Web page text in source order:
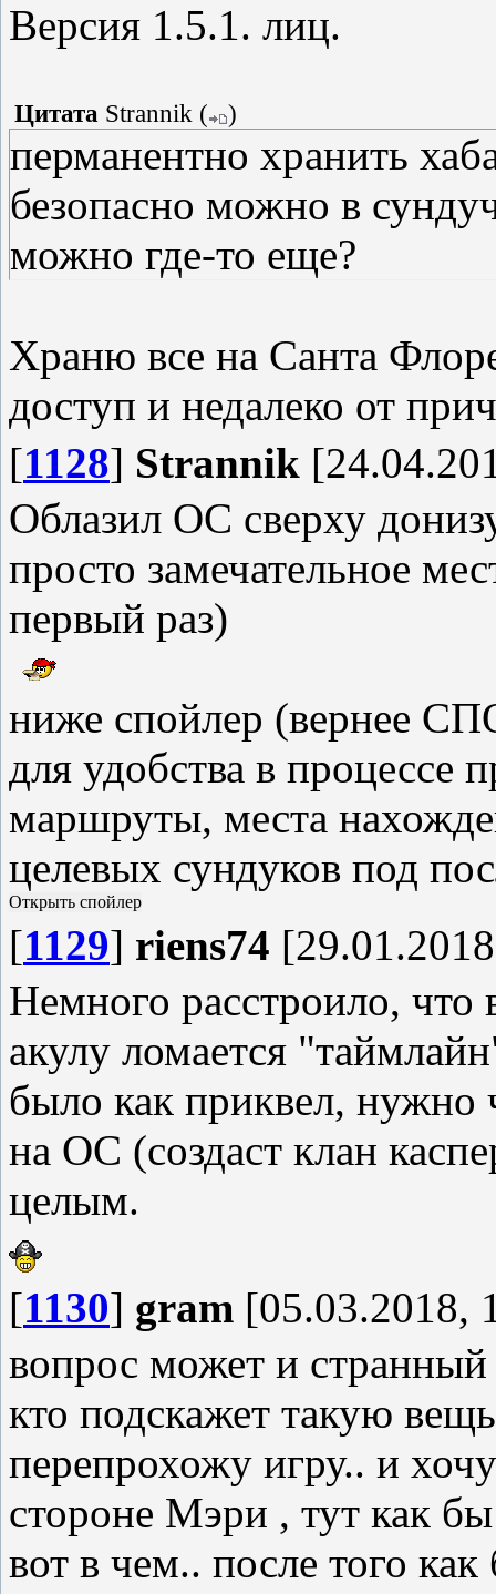
Версия 1.5.1. лиц.
Цитата Strannik ( )
перманентно хранить
безопасно можно в
можно где-то еще?
Храню все на Санта
доступ и недалеко от
[1128] Strannik
Облазил ОС сверху
просто замечательное
первый раз)
ниже спойлер (вернее
для удобства в процессе
маршруты, места
целевых сундуков под
[1129] riens74
Немного расстроило, что
акулу ломается
было как приквел,
на ОС (создаст клан
целым.
[1130] gram [05.03.2018,
вопрос может и
кто подскажет такую
перепрохожу игру.. и
стороне Мэри , тут как
вот в чем.. после того